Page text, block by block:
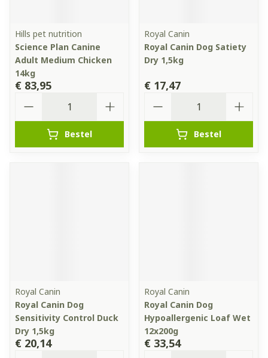
Hills pet nutrition
Science Plan Canine
Adult Medium Chicken
14kg
€ 83,95
Bestel
Royal Canin
Royal Canin Dog Satiety
Dry 1,5kg
€ 17,47
Bestel
Royal Canin
Royal Canin Dog
Sensitivity Control Duck
Dry 1,5kg
€ 20,14
Royal Canin
Royal Canin Dog
Hypoallergenic Loaf Wet
12x200g
€ 33,54